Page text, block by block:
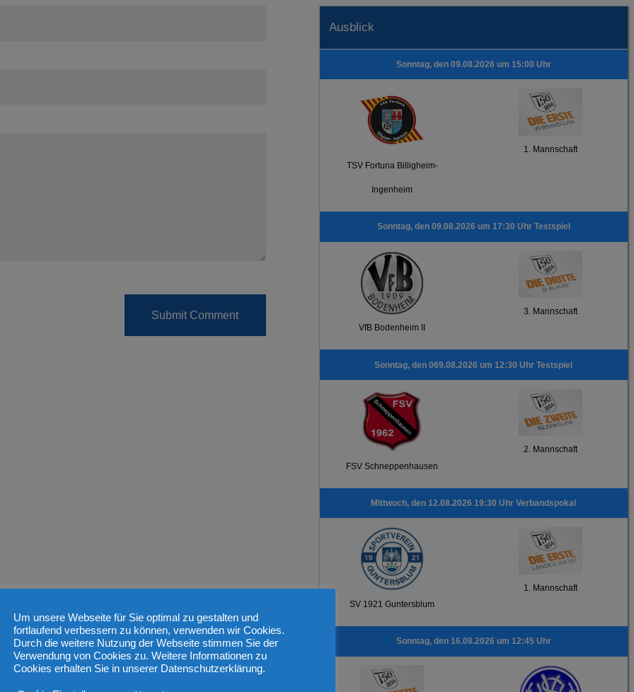
Ausblick
Sonntag, den 09.08.2026 um 15:00 Uhr
TSV Fortuna Billigheim-
Ingenheim
1. Mannschaft
Sonntag, den 09.08.2026 um 17:30 Uhr Testspiel
VfB Bodenheim II
3. Mannschaft
Sonntag, den 069.08.2026 um 12:30 Uhr Testspiel
FSV Schneppenhausen
2. Mannschaft
Mittwoch, den 12.08.2026 19:30 Uhr Verbandspokal
SV 1921 Guntersblum
1. Mannschaft
Sonntag, den 16.08.2026 um 12:45 Uhr
Um unsere Webseite für Sie optimal zu gestalten und
fortlaufend verbessern zu können, verwenden wir Cookies.
Durch die weitere Nutzung der Webseite stimmen Sie der
Verwendung von Cookies zu. Weitere Informationen zu
Cookies erhalten Sie in unserer Datenschutzerklärung.